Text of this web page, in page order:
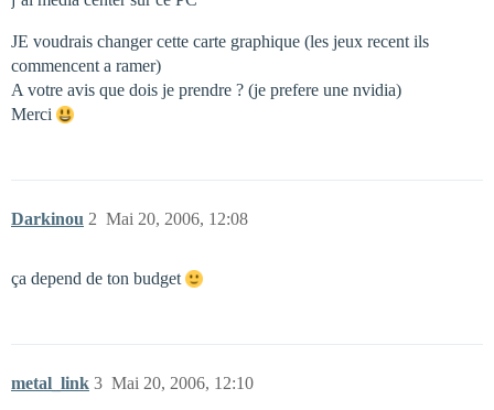
JE voudrais changer cette carte graphique (les jeux recent ils
commencent a ramer)
A votre avis que dois je prendre ? (je prefere une nvidia)
Merci
Darkinou Mai 20, 2006, 12:08
2
ça depend de ton budget
metal_link Mai 20, 2006, 12:10
3